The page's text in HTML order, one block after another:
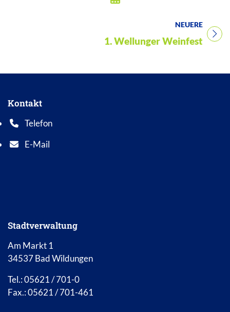
NEUERE
Titel für Veranstaltung
1. Wellunger Weinfest
Kontakt
Telefon
Telefonnummer: 0 5 6 2 1 7 0 1 0
E-Mail
E-Mail Adresse: info@bad-wildungen.de
Stadtverwaltung
Am Markt 1
34537 Bad Wildungen
Tel.: 05621 / 701-0
Fax.: 05621 / 701-461